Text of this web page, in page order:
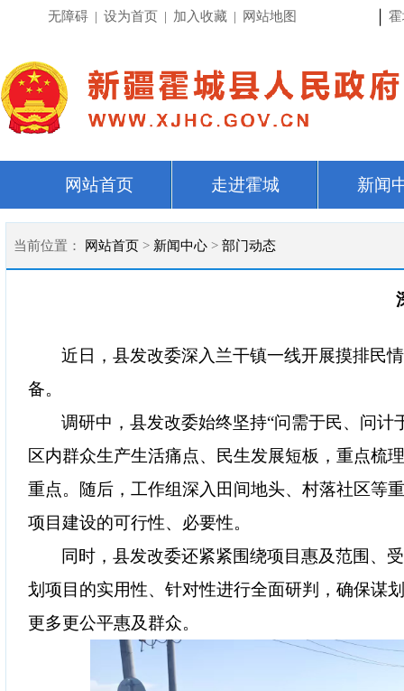
无障碍 | 设为首页 | 加入收藏 | 网站地图
网站首页 走进霍城 新闻
当前位置： 网站首页 > 新闻中心 > 部门动态
近日，县发改委深入兰干镇一线开展摸排民
备。
调研中，县发改委始终坚持“问需于民、问
区内群众生产生活痛点、民生发展短板，重点梳
重点。随后，工作组深入田间地头、村落社区等
项目建设的可行性、必要性。
同时，县发改委还紧紧围绕项目惠及范围、
划项目的实用性、针对性进行全面研判，确保谋
更多更公平惠及群众。